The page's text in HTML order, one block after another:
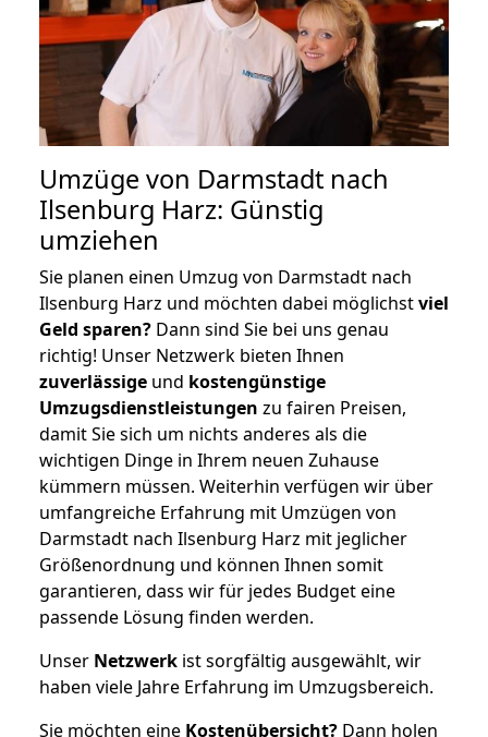
Umzüge von Darmstadt nach
Ilsenburg Harz: Günstig
umziehen
Sie planen einen Umzug von Darmstadt nach
Ilsenburg Harz und möchten dabei möglichstviel
Geld sparen? Dann sind Sie bei uns genau
richtig! Unser Netzwerk bieten Ihnen
zuverlässige und kostengünstige
Umzugsdienstleistungen zu fairen Preisen,
damit Sie sich um nichts anderes als die
wichtigen Dinge in Ihrem neuen Zuhause
kümmern müssen. Weiterhin verfügen wir über
umfangreiche Erfahrung mit Umzügen von
Darmstadt nach Ilsenburg Harz mit jeglicher
Größenordnung und können Ihnen somit
garantieren, dass wir für jedes Budget eine
passende Lösung finden werden.
Unser Netzwerk ist sorgfältig ausgewählt, wir
haben viele Jahre Erfahrung im Umzugsbereich.
Sie möchten eine Kostenübersicht? Dann holen